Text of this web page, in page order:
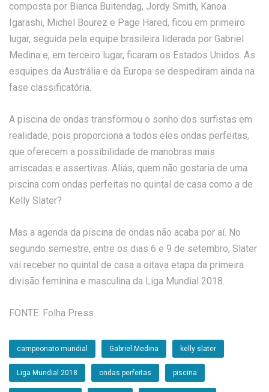
composta por Bianca Buitendag, Jordy Smith, Kanoa
Igarashi, Michel Bourez e Page Hared, ficou em primeiro
lugar, seguida pela equipe brasileira liderada por Gabriel
Medina e, em terceiro lugar, ficaram os Estados Unidos. As
esquipes da Austrália e da Europa se despediram ainda na
fase classificatória.
A piscina de ondas transformou o sonho dos surfistas em
realidade, pois proporciona a todos eles ondas perfeitas,
que oferecem a possibilidade de manobras mais
arriscadas e assertivas. Aliás, quem não gostaria de uma
piscina com ondas perfeitas no quintal de casa como a de
Kelly Slater?
Mas a agenda da piscina de ondas não acaba por aí. No
segundo semestre, entre os dias 6 e 9 de setembro, Slater
vai receber no quintal de casa a oitava etapa da primeira
divisão feminina e masculina da Liga Mundial 2018.
FONTE: Folha Press
campeonato mundial Gabriel Medina kelly slater
Liga Mundial 2018 ondas perfeitas piscina